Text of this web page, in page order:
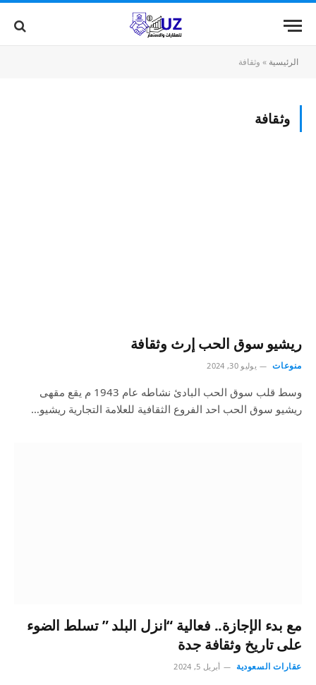
الرئيسية » وثقافة
وثقافة
ريشيو سوق الحب إرث وثقافة
منوعات يوليو 30, 2024
وسط قلب سوق الحب البادئ نشاطه عام 1943 م يقع مقهى
ريشيو سوق الحب احد الفروع الثقافية للعلامة التجارية ريشيو…
مع بدء الإجازة.. فعالية “انزل البلد ” تسلط الضوء
على تاريخ وثقافة جدة
عقارات السعودية أبريل 5, 2024